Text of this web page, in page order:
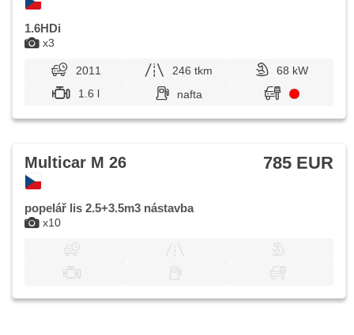
x3
1.6HDi
2011 246 tkm
68 kW
1.6 l
nafta
x10
Multicar M 26 785 EUR
popelář lis 2.5+3.5m3 nástavba